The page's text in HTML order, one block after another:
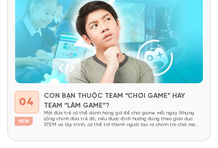
04
CON BẠN THUỘC TEAM “CHƠI GAME” HAY
TEAM “LÀM GAME”?
Một đứa trẻ có thể dành hàng giờ để chơi game mỗi ngày. Nhưng
cũng chính đứa trẻ đó, nếu được định hướng đúng theo giáo dục
STEM và lập trình, có thể trở thành người tạo ra chính trò chơi mà